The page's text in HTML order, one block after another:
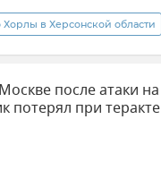
Хорлы в Херсонской области
Новости дети
после атаки на
потерял при теракте